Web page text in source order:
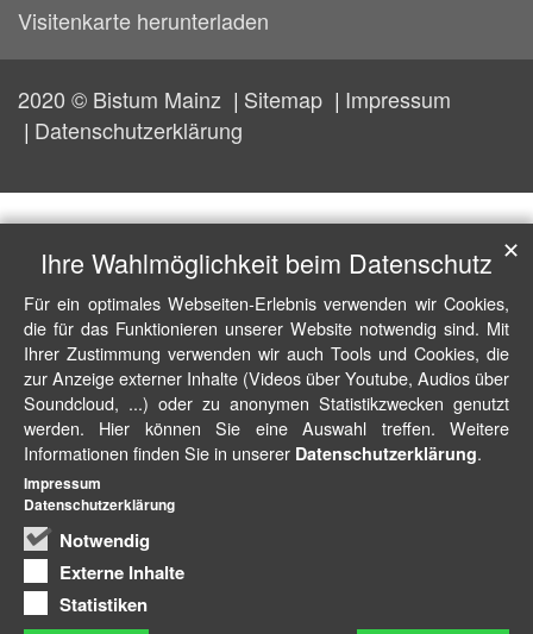
Visitenkarte herunterladen
2020 © Bistum Mainz Sitemap
Impressum
Datenschutzerklärung
Ihre Wahlmöglichkeit beim Datenschutz
Für ein optimales Webseiten-Erlebnis verwenden wir Cookies,
die für das Funktionieren unserer Website notwendig sind. Mit
Ihrer Zustimmung verwenden wir auch Tools und Cookies, die
zur Anzeige externer Inhalte (Videos über Youtube, Audios über
Soundcloud, ...) oder zu anonymen Statistikzwecken genutzt
werden. Hier können Sie eine Auswahl treffen. Weitere
Informationen finden Sie in unserer Datenschutzerklärung.
Notwendig
Externe Inhalte
Statistiken
✕
Impressum
Datenschutzerklärung